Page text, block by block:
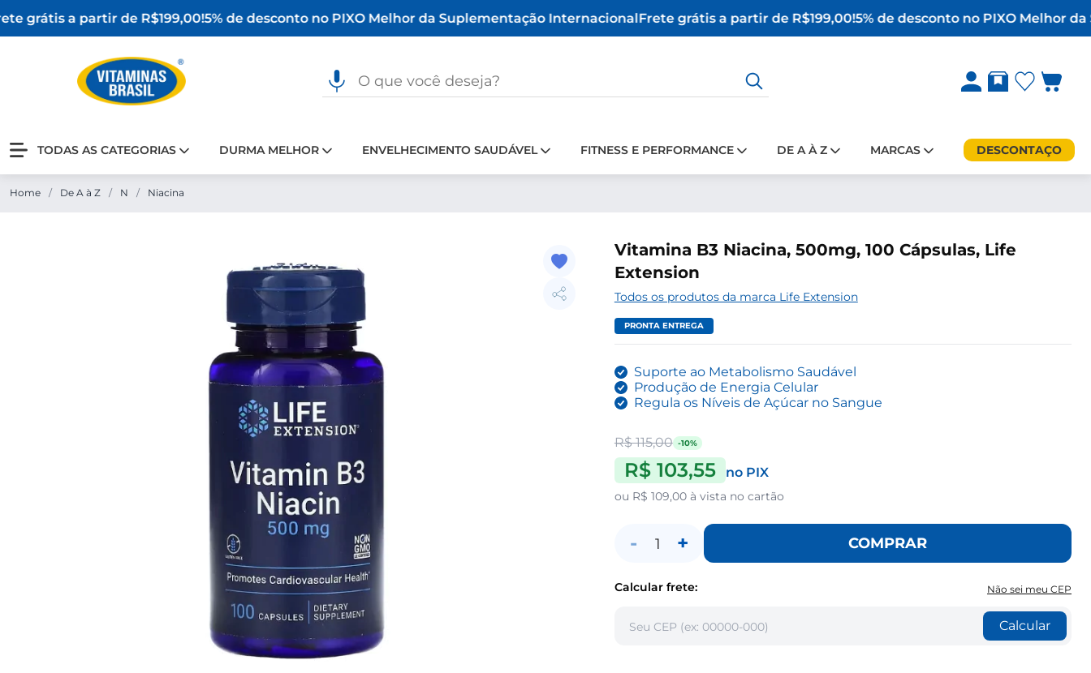
grátis a partir de R$199,00!5% de desconto no PIXO Melhor da Suplementação InternacionalFrete grátis a partir de R$199,00!5% de desconto no PIXO Melhor da
TODAS AS CATEGORIAS DURMA MELHOR ENVELHECIMENTO SAUDÁVEL FITNESS E PERFORMANCE DE A À Z MARCAS DESCONTAÇO
Home / De A à Z / N / Niacina
Vitamina B3 Niacina, 500mg, 100 Cápsulas, Life
Extension
Todos os produtos da marca Life Extension
PRONTA ENTREGA
Suporte ao Metabolismo Saudável
Produção de Energia Celular
Regula os Níveis de Açúcar no Sangue
R$ 115,00 -10%
R$ 103,55 no PIX
ou R$ 109,00à vista no cartão
- 1 + COMPRAR
Calcular frete: Não sei meu CEP
Calcular